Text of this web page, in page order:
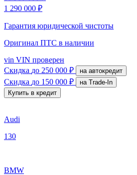
1 290 000 ₽
Гарантия юридической чистоты
Оригинал ПТС в наличии
vin VIN проверен
Скидка до 250 000 ₽ на автокредит
Скидка до 150 000 ₽
на Trade-In
Купить в кредит
Audi
130
BMW